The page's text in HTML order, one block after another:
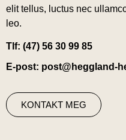
elit tellus, luctus nec
leo.
Tlf: (47) 56 30 99 85
E-post: post@heggland-
KONTAKT MEG